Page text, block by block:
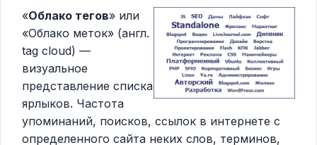
«Облако тегов» или
«Облако меток» (англ.
tag cloud) —
визуальное
представление списка
ярлыков. Частота
упоминаний, поисков, ссылок в интернете с
определенного сайта неких слов, терминов,